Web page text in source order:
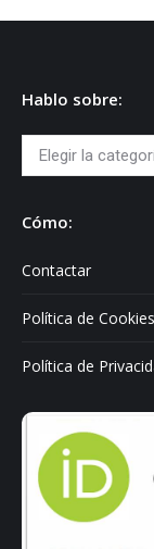
Hablo sobre:
Hablo
sobre:
Cómo:
Contactar
Política de Cookies
Política de